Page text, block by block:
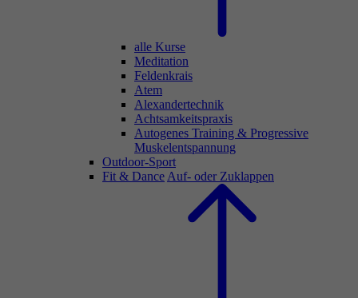
alle Kurse
Meditation
Feldenkrais
Atem
Alexandertechnik
Achtsamkeitspraxis
Autogenes Training & Progressive
Muskelentspannung
Outdoor-Sport
Fit & Dance Auf- oder Zuklappen